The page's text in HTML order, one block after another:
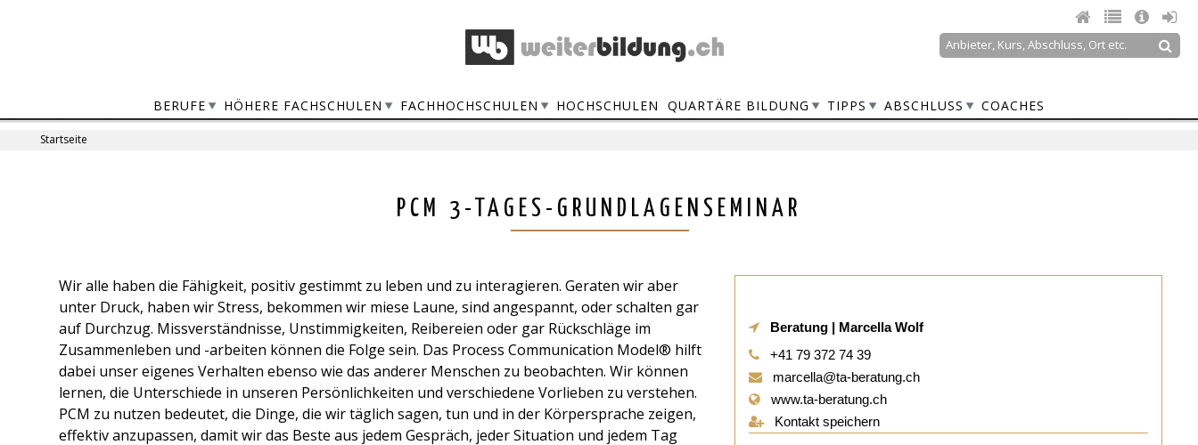
Suche
BERUFE HÖHERE FACHSCHULEN FACHHOCHSCHULEN HOCHSCHULEN QUARTÄRE BILDUNG TIPPS ABSCHLUSS COACHES
Startseite
PCM 3-TAGES-GRUNDLAGENSEMINAR
Wir alle haben die Fähigkeit, positiv gestimmt zu leben und zu interagieren. Geraten wir aber
unter Druck, haben wir Stress, bekommen wir miese Laune, sind angespannt, oder schalten gar
auf Durchzug. Missverständnisse, Unstimmigkeiten, Reibereien oder gar Rückschläge im
Zusammenleben und -arbeiten können die Folge sein. Das Process Communication Model® hilft
dabei unser eigenes Verhalten ebenso wie das anderer Menschen zu beobachten. Wir können
lernen, die Unterschiede in unseren Persönlichkeiten und verschiedene Vorlieben zu verstehen.
PCM zu nutzen bedeutet, die Dinge, die wir täglich sagen, tun und in der Körpersprache zeigen,
effektiv anzupassen, damit wir das Beste aus jedem Gespräch, jeder Situation und jedem Tag
Beratung | Marcella Wolf
+41 79 372 74 39
marcella@ta-beratung.ch
www.ta-beratung.ch
Kontakt speichern